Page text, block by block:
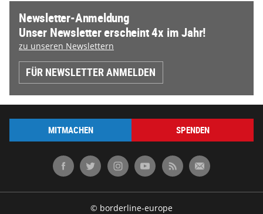
Newsletter-Anmeldung
Unser Newsletter erscheint 4x im Jahr!
zu unseren Newslettern
FÜR NEWSLETTER ANMELDEN
MITMACHEN SPENDEN
© borderline-europe